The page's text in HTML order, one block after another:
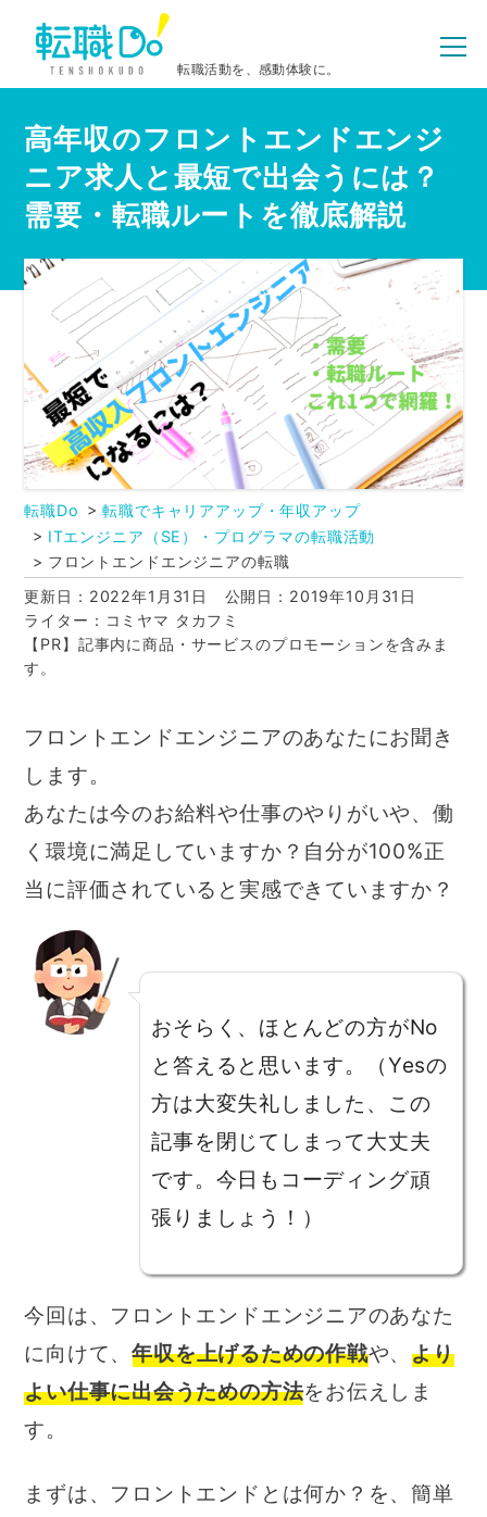
転職活動を、感動体験に。
高年収のフロントエンドエンジ
ニア求人と最短で出会うには？
需要・転職ルートを徹底解説
転職Do
転職でキャリアアップ・年収アップ
ITエンジニア（SE）・プログラマの転職活動
フロントエンドエンジニアの転職
更新日：2022年1月31日
公開日：2019年10月31日
ライター：コミヤマ タカフミ
【PR】記事内に商品・サービスのプロモーションを含みま
す。
フロントエンドエンジニアのあなたにお聞き
します。
あなたは今のお給料や仕事のやりがいや、働
く環境に満足していますか？自分が100%正
当に評価されていると実感できていますか？
おそらく、ほとんどの方がNo
と答えると思います。（Yesの
方は大変失礼しました、この
記事を閉じてしまって大丈夫
です。今日もコーディング頑
張りましょう！）
今回は、フロントエンドエンジニアのあなた
に向けて、年収を上げるための作戦や、 より
よい仕事に出会うための方法をお伝えしま
す。
まずは、フロントエンドとは何か？を、簡単